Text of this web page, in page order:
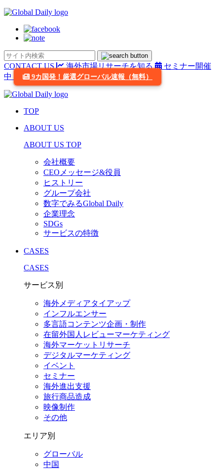
CONTACT US 海外市場リサーチを知る
セミナー開催
中
9カ国発！厳選グローバル速報（無料）
TOP
ABOUT US
ABOUT US TOP
会社概要
CEOメッセージ&役員
ヒストリー
グループ会社
数字でみるGlobal Daily
企業理念
SDGs
サービスの特徴
CASES
CASES
サービス別
海外メディアタイアップ
インフルエンサー
多言語コンテンツ企画・制作
在留外国⼈レビューマーケティング
海外マーケットリサーチ
デジタルマーケティング
イベント
セミナー
海外進出支援
旅行商品造成
映像制作
その他
エリア別
グローバル
中国